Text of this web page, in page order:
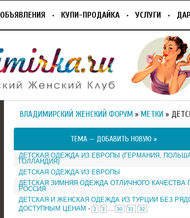
ОБЪЯВЛЕНИЯ КУПИ-ПРОДАЙКА УСЛУГИ
ВЛАДИМИРСКИЙ ЖЕНСКИЙ ФОРУМ » МЕТКИ »
ТЕМА — ДОБАВИТЬ НОВУЮ »
ДЕТСКАЯ ОДЕЖДА ИЗ ЕВРОПЫ (ГЕРМАНИЯ,
ГОЛЛАНДИЯ)
ДЕТСКАЯ ОДЕЖДА ИЗ ЕВРОПЫ
ДЕТСКАЯ ЗИМНЯЯ ОДЕЖДА ОТЛИЧНОГО КАЧЕСТВА
РОССИЯ
ДЕТСКАЯ И ЖЕНСКАЯ ОДЕЖДА ИЗ ТУРЦИИ БЕЗ
ДОСТУПНЫМ ЦЕНАМ - 2 3 30 31 32